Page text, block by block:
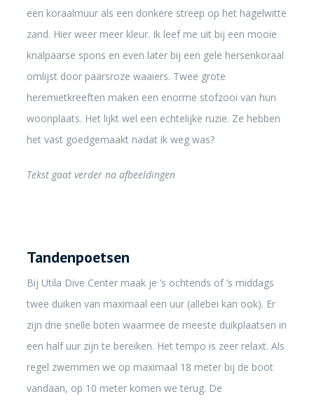
een koraalmuur als een donkere streep op het hagelwitte
zand. Hier weer meer kleur. Ik leef me uit bij een mooie
knalpaarse spons en even later bij een gele hersenkoraal
omlijst door paarsroze waaiers. Twee grote
heremietkreeften maken een enorme stofzooi van hun
woonplaats. Het lijkt wel een echtelijke ruzie. Ze hebben
het vast goedgemaakt nadat ik weg was?
Tekst gaat verder na afbeeldingen
Tandenpoetsen
Bij Utila Dive Center maak je ’s ochtends of ’s middags
twee duiken van maximaal een uur (allebei kan ook). Er
zijn drie snelle boten waarmee de meeste duikplaatsen in
een half uur zijn te bereiken. Het tempo is zeer relaxt. Als
regel zwemmen we op maximaal 18 meter bij de boot
vandaan, op 10 meter komen we terug. De